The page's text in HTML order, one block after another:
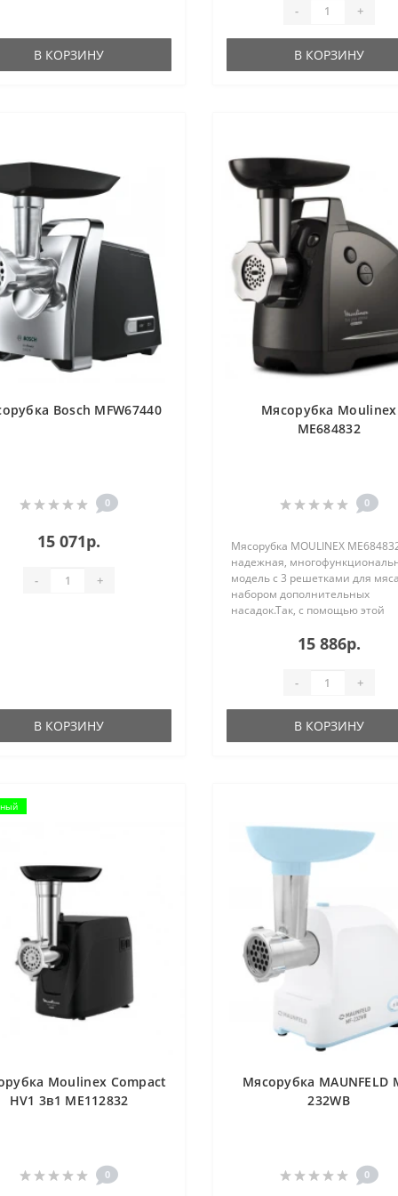
В КОРЗИНУ
ценит качество и
кухне. Производительность
Электрическая мясорубка Korting
- +
В КОРЗИНУ
Bosch MFW67440
0
15 071р.
- +
В КОРЗИНУ
Мясорубка Moulinex
ME684832
0
Мясорубка MOULINEX
надежная,
модель с 3 решетками для
набором дополнительных
насадок.Так, с помощью этой
мясные полуфабрикаты:
кебабы. А барабаны для терки и
приготовить салаты и
максимальной мощности
может за 1 минуту приготовить
15 886р.
- +
В КОРЗИНУ
Moulinex Compact
HV1 3в1 ME112832
0
Мясорубка MAUNFELD
232WB
0